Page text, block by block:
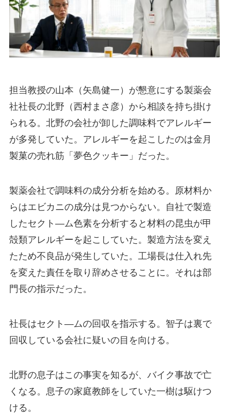
担当教授の山本（矢島健一）が懇意にする製薬会
社社長の北野（西村まさ彦）から相談を持ち掛け
られる。北野の会社が卸した調味料でアレルギー
が多発していた。アレルギーを起こしたのは金月
製菓の売れ筋「夢色クッキー」だった。
製薬会社で調味料の成分分析を始める。原材料か
らはエビカニの成分は見つからない。自社で製造
したセクト―ム色素を分析すると材料の昆虫が甲
殻類アレルギーを起こしていた。製造方法を変え
たため不良品が発生していた。工場長は仕入れ先
を変えた責任を取り辞めさせることに。それは部
門長の指示だった。
社長はセクト―ムの回収を指示する。智子は裏で
回収している会社に疑いの目を向ける。
北野の息子はこの事実を知るが、バイク事故で亡
くなる。息子の家庭教師をしていた一樹は駆けつ
ける。